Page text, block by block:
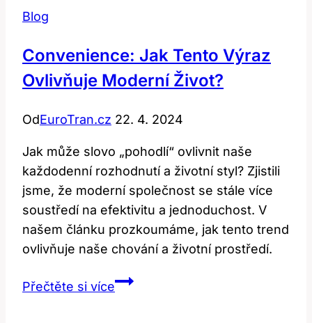
Blog
Convenience: Jak Tento Výraz
Ovlivňuje Moderní Život?
OdEuroTran.cz 22. 4. 2024
Jak může slovo „pohodlí“ ovlivnit naše
každodenní rozhodnutí a životní styl? Zjistili
jsme, že moderní společnost se stále více
soustředí na efektivitu a jednoduchost. V
našem článku prozkoumáme, jak tento trend
ovlivňuje naše chování a životní prostředí.
Přečtěte si víceConvenience: